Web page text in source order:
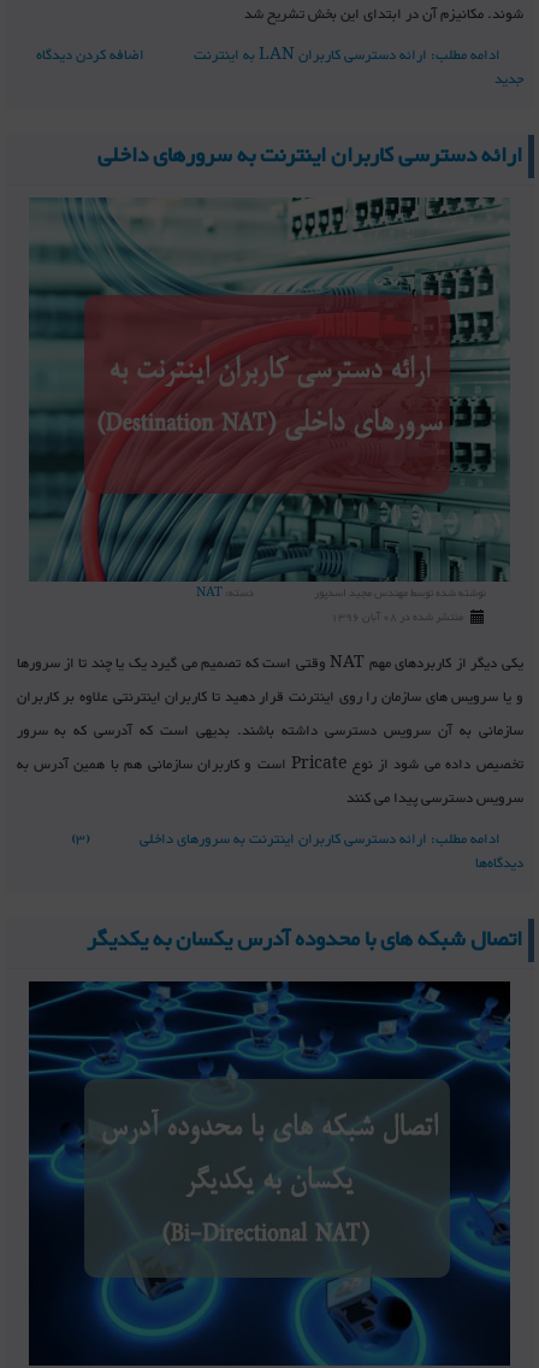
شوند. مکانیزم آن در ابتدای این بخش تشریح شد
ادامه مطلب: ارائه دسترسی کاربران LAN به اینترنت
اضافه کردن دیدگاه
جدید
ارائه دسترسی کاربران اینترنت به سرورهای داخلی
نوشته شده توسطمهندس مجید اسدپور دسته:NAT
منتشر شده در 08 آبان 1396
یکی دیگر از کاربردهای مهم NAT وقتی است که تصمیم می گیرد یک یا چند تا از سرورها
و یا سرویس های سازمان را روی اینترنت قرار دهید تا کاربران اینترنتی علاوه بر کاربران
سازمانی به آن سرویس دسترسی داشته باشند. بدیهی است که آدرسی که به سرور
تخصیص داده می شود از نوع Pricate است و کاربران سازمانی هم با همین آدرس به
سرویس دسترسی پیدا می کنند
ادامه مطلب: ارائه دسترسی کاربران اینترنت به سرورهای داخلی
(3)
دیدگاه‌ها
اتصال شبکه های با محدوده آدرس یکسان به یکدیگر